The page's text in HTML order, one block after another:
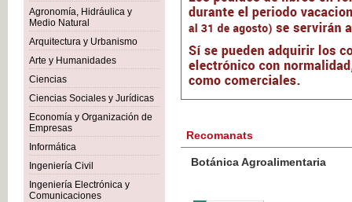
Agronomía, Hidráulica y
Medio Natural
Arquitectura y Urbanismo
Arte y Humanidades
Ciencias
Ciencias Sociales y Jurídicas
Economía y Organización de
Empresas
Informática
Ingeniería Civil
Ingeniería Electrónica y
Comunicaciones
Recomanats
Botánica Agroalimentaria